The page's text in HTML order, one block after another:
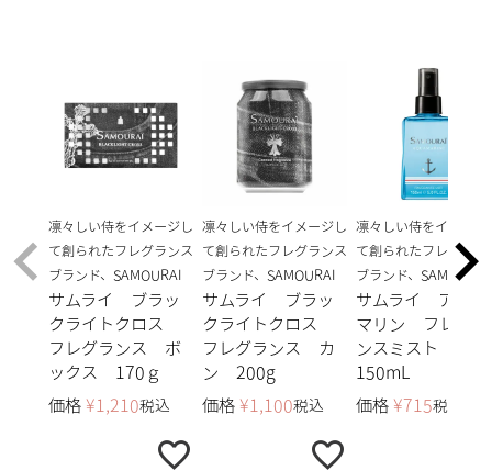
凛々しい侍をイメージし
て創られたフレグランス
ブランド、SAMOURAI
サムライ ブラッ
クライトクロス
フレグランス ボ
ックス 170ｇ
価格 ¥1,210税込
凛々しい侍をイメージし
て創られたフレグランス
ブランド、SAMOURAI
サムライ ブラッ
クライトクロス
フレグランス カ
ン 200g
価格 ¥1,100税込
凛々しい侍をイメージ
て創られたフレグラン
ブランド、SAMOURAI
サムライ アクア
マリン フレグラ
ンスミスト
150mL
価格 ¥715税込